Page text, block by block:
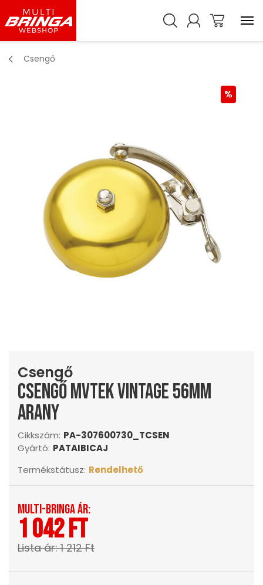
Csengő
Csengő
Csengő MVTek VINTAGE 56mm
arany
Cikkszám: PA-307600730_TCSEN
Gyártó: PATAIBICAJ
Termékstátusz: Rendelhető
Multi-Bringa ár:
1 042 Ft
Lista ár: 1 212 Ft